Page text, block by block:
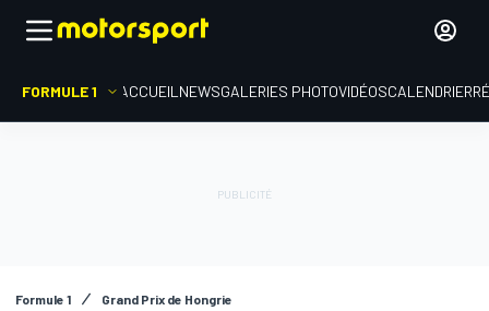
FORMULE 1 ACCUEIL NEWSGALERIES PHOTOVIDÉOSCALENDRIER
Formule 1 Grand Prix de Hongrie